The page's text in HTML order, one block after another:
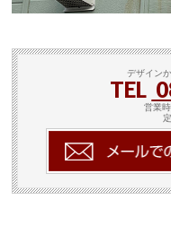
デザイン
TEL
営業